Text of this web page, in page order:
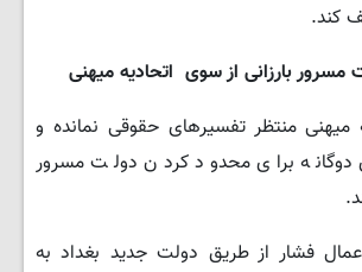
کند.
بارزانی از سوی اتحادیه میهنی
میهنی منتظر تفسیرهای حقوقی نمانده و
دوگانه برای محدود کردن دولت مسرور
فشار از طریق دولت جدید بغداد به